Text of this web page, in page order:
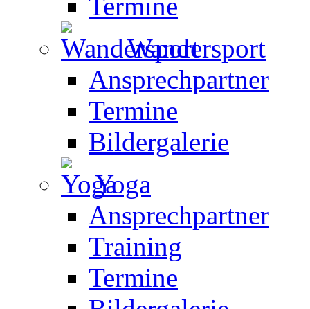
Wandersport
Ansprechpartner
Termine
Bildergalerie
Yoga
Ansprechpartner
Training
Termine